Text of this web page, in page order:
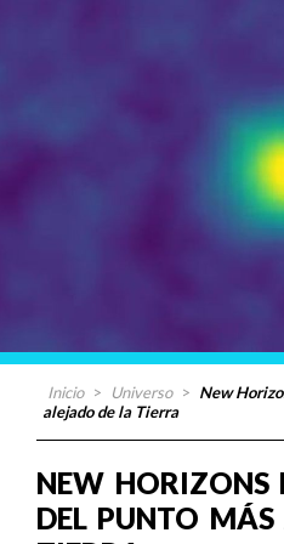
Inicio > Universo > New
alejado de la Tierra
NEW
DEL PUNTO